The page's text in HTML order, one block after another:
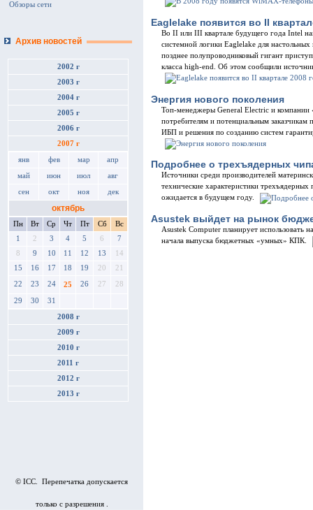
Обзоры сети
Архив новостей
2002 г
2003 г
2004 г
2005 г
2006 г
2007 г
янв фев мар апр
май июн июл авг
сен окт ноя дек
октябрь
Пн Вт Ср Чт Пт Сб
Вс
1
2 3 4 5 6
7
8
9 10 11 12 13
14
15
16 17 18 19 20 21
22 23 24 25 26 27 28
29 30 31
2008 г
2009 г
2010 г
2011 г
2012 г
2013 г
© ICC. Перепечатка допускается
только с разрешения .
Eaglelake появится во II
Во II или III квартале будущего года Intel
системной логики Eaglelake для
позднее полупроводниковый гигант
класса high-end. Об этом сообщили
Энергия нового поколения
Топ-менеджеры General Electric и компании
потребителям и потенциальным
ИБП и решения по созданию систем
Подробнее о трехъядерных
Источники среди производителей
технические характеристики
ожидается в будущем году.
Asustek выйдет на рынок
Asustek Computer планирует использовать
начала выпуска бюджетных «умных» КПК.